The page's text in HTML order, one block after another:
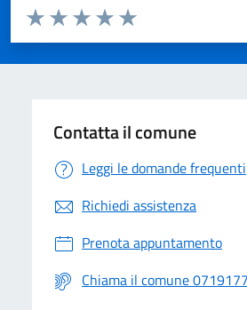
Valuta da 1 a 5 stelle la pagina
Valuta 5 stelle su 5
Valuta 4 stelle su 5
Valuta 3 stelle su 5
Valuta 2 stelle su 5
Valuta 1 stelle su 5
Contatta il comune
Leggi le domande frequenti
Richiedi assistenza
Prenota appuntamento
Chiama il comune